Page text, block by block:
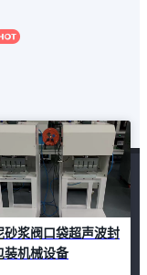
砂浆阀口袋超声波封
装机械设备